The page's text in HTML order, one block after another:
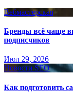
Вебмастерская
Бренды всё чаще
подписчиков
Июл 29, 2026
Новости SEO
Как подготовить